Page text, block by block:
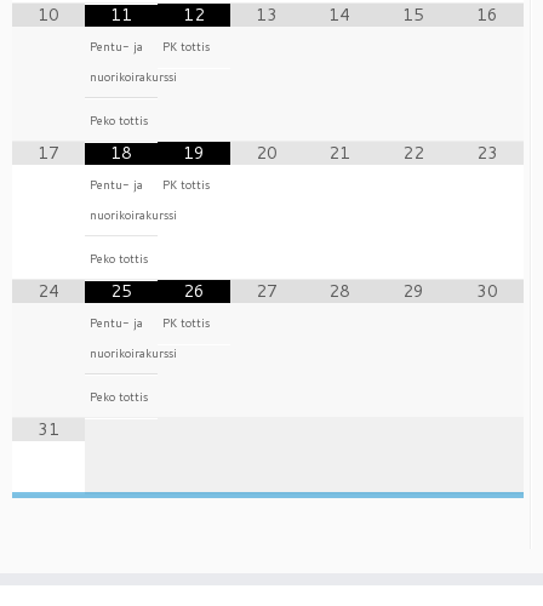
10 11
Pentu- ja
nuorikoirakurssi
Peko tottis
12
PK tottis
13 14 15 16
17 18
Pentu- ja
nuorikoirakurssi
Peko tottis
19
PK tottis
20 21 22 23
24 25
Pentu- ja
nuorikoirakurssi
Peko tottis
26
PK tottis
27 28 29 30
31